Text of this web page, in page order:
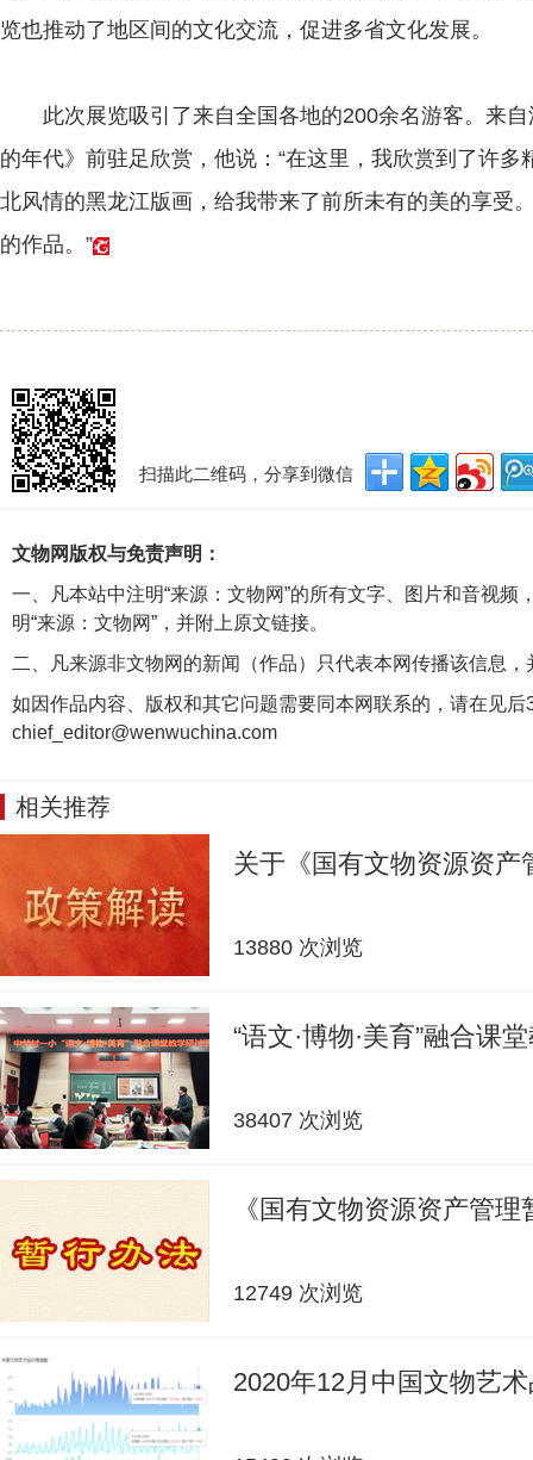
览也推动了地区间的文化交流，促进多省文化发展。
此次展览吸引了来自全国各地的200余名游客。来自
的年代》前驻足欣赏，他说：“在这里，我欣赏到了许
北风情的黑龙江版画，给我带来了前所未有的美的享受
的作品。”
扫描此二维码，分享到微信
文物网版权与免责声明：
一、凡本站中注明“来源：文物网”的所有文字、图片和音视
明“来源：文物网”，并附上原文链接。
二、凡来源非文物网的新闻（作品）只代表本网传播该信息
如因作品内容、版权和其它问题需要同本网联系的，请在见后
chief_editor@wenwuchina.com
相关推荐
关于《国有文物资源资
13880 次浏览
“语文·博物·美育”融合课
38407 次浏览
《国有文物资源资产管
12749 次浏览
2020年12月中国文物艺